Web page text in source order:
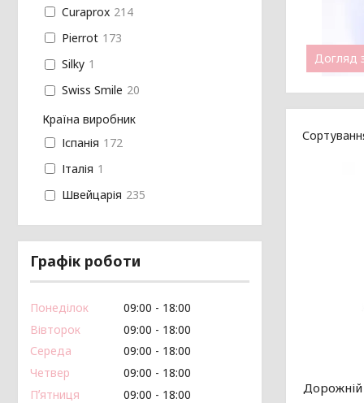
Догляд
Curaprox 214
Pierrot 173
Silky 1
Swiss Smile 20
Країна виробник
Іспанія 172
Італія 1
Швейцарія 235
Графік роботи
Понеділок 09:00
18:00
Вівторок
09:00
18:00
Середа
09:00
18:00
Четвер
09:00
18:00
Пʼятниця
09:00
18:00